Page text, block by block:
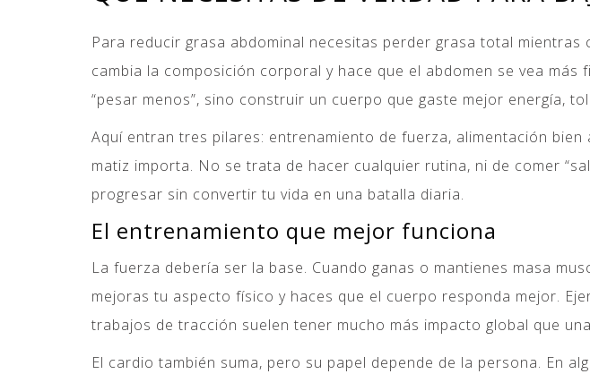
Para reducir grasa abdominal necesitas perder grasa total
cambia la composición corporal y hace que el abdomen se vea
“pesar menos”, sino construir un cuerpo que gaste mejor energía,
Aquí entran tres pilares: entrenamiento de fuerza, alimentación
matiz importa. No se trata de hacer cualquier rutina, ni de comer
progresar sin convertir tu vida en una batalla diaria.
El entrenamiento que mejor funciona
La fuerza debería ser la base. Cuando ganas o mantienes masa
mejoras tu aspecto físico y haces que el cuerpo responda mejor.
trabajos de tracción suelen tener mucho más impacto global que
El cardio también suma, pero su papel depende de la persona. En